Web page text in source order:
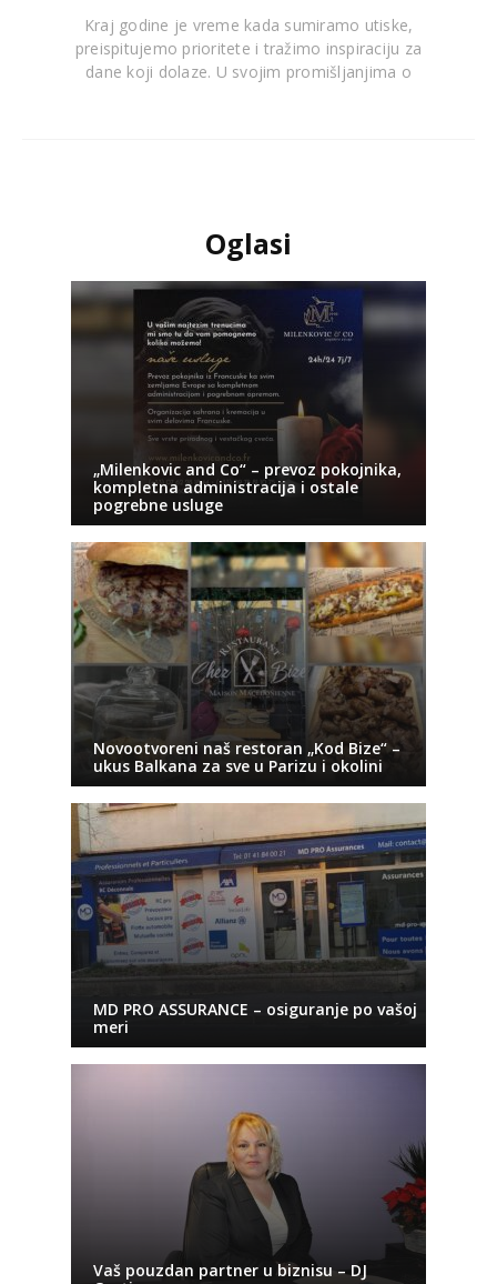
Kraj godine je vreme kada sumiramo utiske,
preispitujemo prioritete i tražimo inspiraciju za
dane koji dolaze. U svojim promišljanjima o
Oglasi
„Milenkovic and Co“ – prevoz pokojnika,
kompletna administracija i ostale
pogrebne usluge
Novootvoreni naš restoran „Kod Bize“ –
ukus Balkana za sve u Parizu i okolini
MD PRO ASSURANCE – osiguranje po vašoj
meri
Vaš pouzdan partner u biznisu – DJ